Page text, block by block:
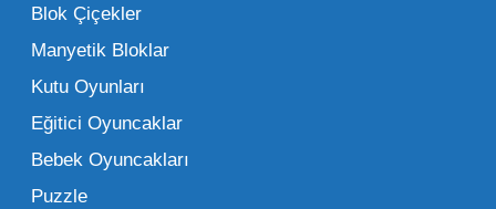
dönemlerinde işletmenizin finansal olarak
rahatlamasına yardımcı olur.
Müşterileriniz bir ürünü sorduğunda "yok"
demek, marka sadakatini zedeler. Profesyonel
bir oyuncak toptan satış ortağı ile çalışmak,
Blok Çiçekler
Manyetik Bloklar
Kutu Oyunları
Eğitici Oyuncaklar
Bebek Oyuncakları
Puzzle